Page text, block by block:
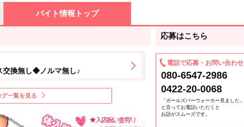
バイト情報トップ
換無し◆ノルマ無し♪
グ一覧を見る
応募はこちら
電話で応募・お問い合わせ
080-6547-2986
0422-20-0068
「ガールズバーウォーカー見ました」
と言ってお電話いただくと
お話がスムーズです。